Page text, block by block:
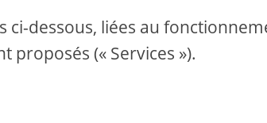
ci-dessous, liées au
proposés (« Services »).